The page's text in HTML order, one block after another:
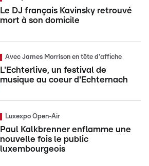
Le DJ français Kavinsky retrouvé
mort à son domicile
Avec James Morrison en tête d'affiche
L'Echterlive, un festival de
musique au coeur d'Echternach
Luxexpo Open-Air
Paul Kalkbrenner enflamme une
nouvelle fois le public
luxembourgeois